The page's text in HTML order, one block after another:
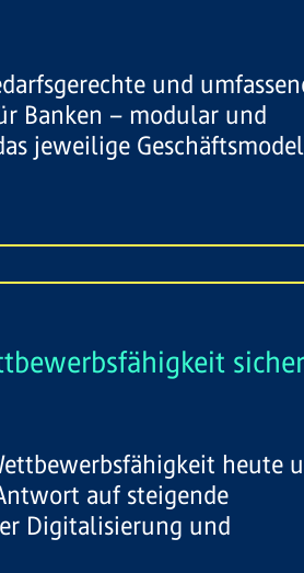
und
Banken – modular und
jeweilige
heute
auf steigende
Digitalisierung und